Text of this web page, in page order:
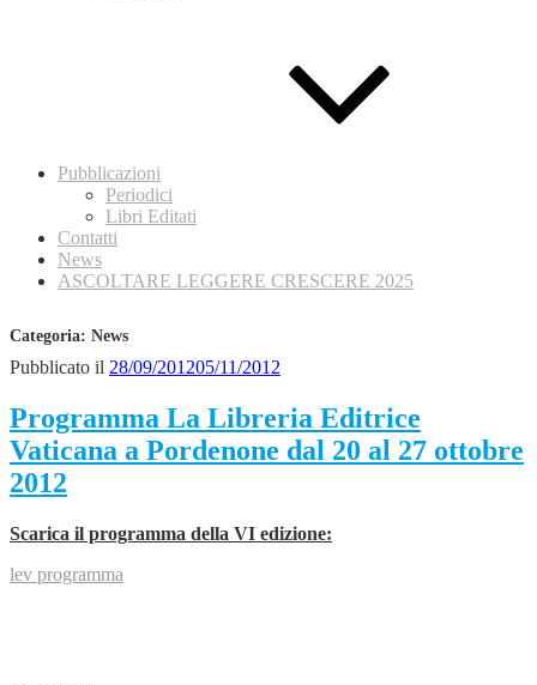
Pubblicazioni
Periodici
Libri Editati
Contatti
News
ASCOLTARE LEGGERE CRESCERE 2025
Categoria: News
Pubblicato il 28/09/201205/11/2012
Programma La Libreria Editrice
Vaticana a Pordenone dal 20 al 27 ottobre
2012
Scarica il programma della VI edizione:
lev programma